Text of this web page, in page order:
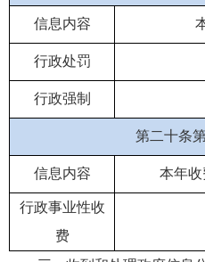
信息内容
行政处罚
行政强制
第二十条
信息内容 本年收
行政事业性收
费